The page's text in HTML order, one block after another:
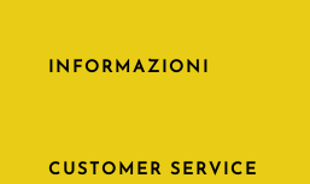
INFORMAZIONI
CUSTOMER SERVICE